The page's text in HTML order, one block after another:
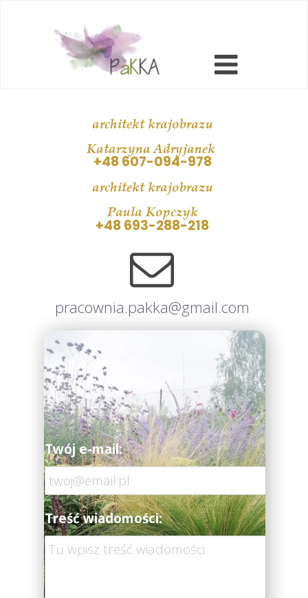
pracownia.pakka@gmail.com
Twój e-mail:
Treść wiadomości:
architekt krajobrazu
Katarzyna Adryjanek
+48 607-094-978
architekt krajobrazu
Paula Kopczyk
+48 693-288-218